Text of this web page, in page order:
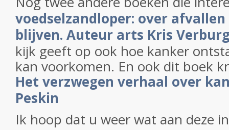
voedselzandloper: over
blijven. Auteur arts Kris
kijk geeft op ook hoe kanker
kan voorkomen. En ook dit boek
Het verzwegen verhaal over
Peskin
Ik hoop dat u weer wat aan deze